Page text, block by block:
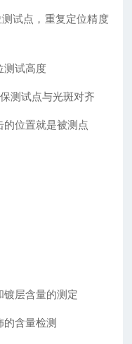
试点，重复定位精度
测试高度
测试点与光斑对齐
的位置就是被测点
镀层含量的测定
含量检测